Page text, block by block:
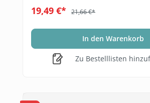
19,49 €* 21,66 €*
In den Warenkorb
Zu Bestelllisten